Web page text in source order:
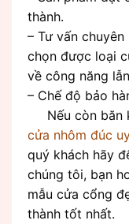
thành.
– Tư vấn
chọn được loại
về công năng
– Chế độ bảo
Nếu còn băn
cửa nhôm đúc
quý khách hãy
chúng tôi, bạn
mẫu cửa cổng
thành tốt nhất.